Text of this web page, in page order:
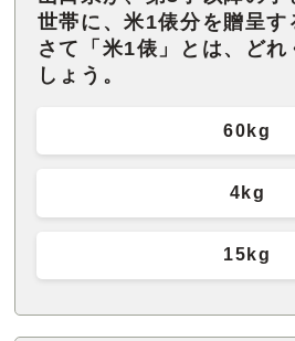
世帯に、米1俵分を贈呈す
さて「米1俵」とは、ど
しょう。
60kg
4kg
15kg